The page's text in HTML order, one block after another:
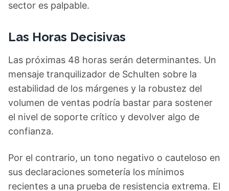
sector es palpable.
Las Horas Decisivas
Las próximas 48 horas serán determinantes. Un
mensaje tranquilizador de Schulten sobre la
estabilidad de los márgenes y la robustez del
volumen de ventas podría bastar para sostener
el nivel de soporte crítico y devolver algo de
confianza.
Por el contrario, un tono negativo o cauteloso en
sus declaraciones sometería los mínimos
recientes a una prueba de resistencia extrema. El